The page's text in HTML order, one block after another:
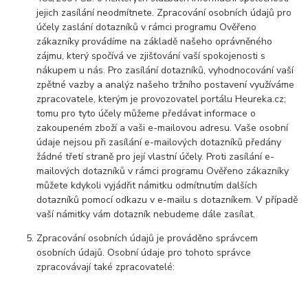
jejich zasílání neodmítnete. Zpracování osobních údajů pro
účely zaslání dotazníků v rámci programu Ověřeno
zákazníky provádíme na základě našeho oprávněného
zájmu, který spočívá ve zjišťování vaší spokojenosti s
nákupem u nás. Pro zasílání dotazníků, vyhodnocování vaší
zpětné vazby a analýz našeho tržního postavení využíváme
zpracovatele, kterým je provozovatel portálu Heureka.cz;
tomu pro tyto účely můžeme předávat informace o
zakoupeném zboží a vaši e-mailovou adresu. Vaše osobní
údaje nejsou při zasílání e-mailových dotazníků předány
žádné třetí straně pro její vlastní účely. Proti zasílání e-
mailových dotazníků v rámci programu Ověřeno zákazníky
můžete kdykoli vyjádřit námitku odmítnutím dalších
dotazníků pomocí odkazu v e-mailu s dotazníkem. V případě
vaší námitky vám dotazník nebudeme dále zasílat.
Zpracování osobních údajů je prováděno správcem
osobních údajů. Osobní údaje pro tohoto správce
zpracovávají také zpracovatelé: